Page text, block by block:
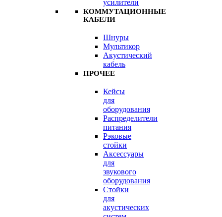
усилители
КОММУТАЦИОННЫЕ
КАБЕЛИ
Шнуры
Мультикор
Акустический
кабель
ПРОЧЕЕ
Кейсы
для
оборудования
Распределители
питания
Рэковые
стойки
Аксессуары
для
звукового
оборудования
Стойки
для
акустических